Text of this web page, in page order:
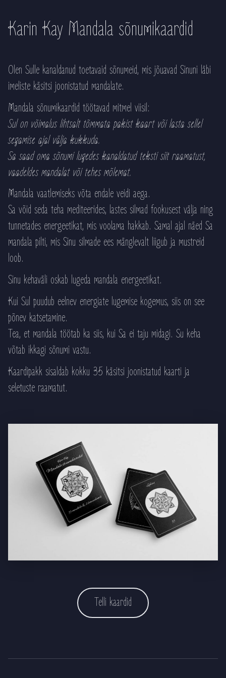
Karin Kay Mandala sõnumikaardid
Olen Sulle kanaldanud toetavaid sõnumeid, mis jõuavad Sinuni läbi
imeliste käsitsi joonistatud mandalate.
Mandala sõnumikaardid töötavad mitmel viisil:
Sul on võimalus lihtsalt tõmmata pakist kaart või lasta sellel
segamise ajal välja kukkuda.
Sa saad oma sõnumi lugedes kanaldatud teksti siit raamatust,
vaadeldes mandalat või tehes mõlemat.
Mandala vaatlemiseks võta endale veidi aega.
Sa võid seda teha mediteerides, lastes silmad fookusest välja ning
tunnetades energeetikat, mis voolama hakkab. Samal ajal näed Sa
mandala pilti, mis Sinu silmade ees mänglevalt liigub ja mustreid
loob.
Sinu kehaväli oskab lugeda mandala energeetikat.
Kui Sul puudub eelnev energiate lugemise kogemus, siis on see
põnev katsetamine.
Tea, et mandala töötab ka siis, kui Sa ei taju midagi. Su keha
võtab ikkagi sõnumi vastu.
Kaardipakk sisaldab kokku 35 käsitsi joonistatud kaarti ja
seletuste raamatut.
Telli kaardid